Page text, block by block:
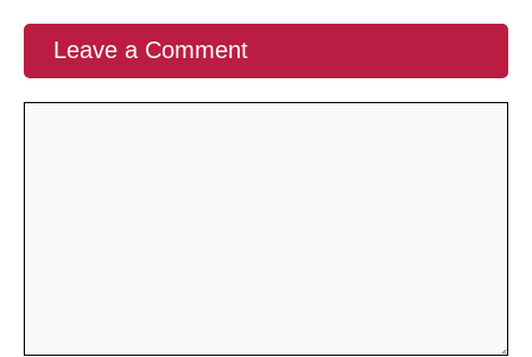
Leave a Comment